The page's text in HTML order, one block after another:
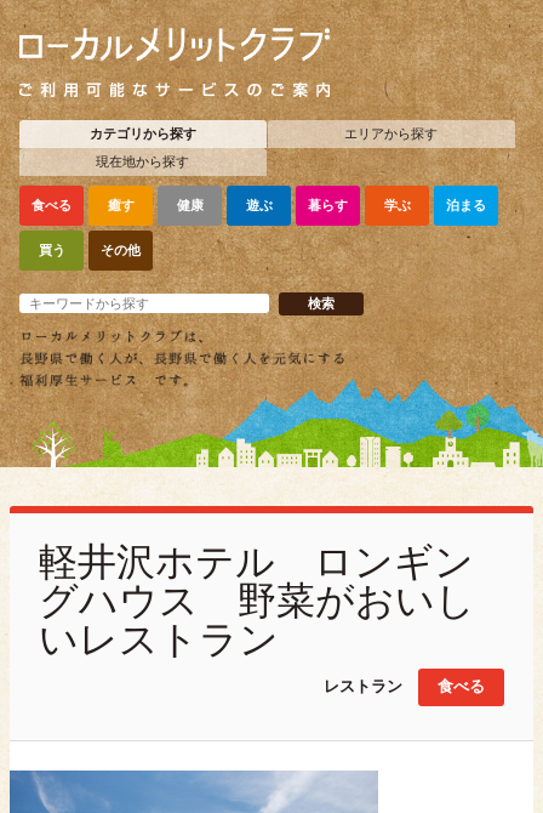
カテゴリから探す
エリアから探す
現在地から探す
食べる 癒す 健康 遊ぶ 暮らす 学ぶ 泊まる
買う その他
軽井沢ホテル ロンギン
グハウス 野菜がおいし
いレストラン
食べる
レストラン